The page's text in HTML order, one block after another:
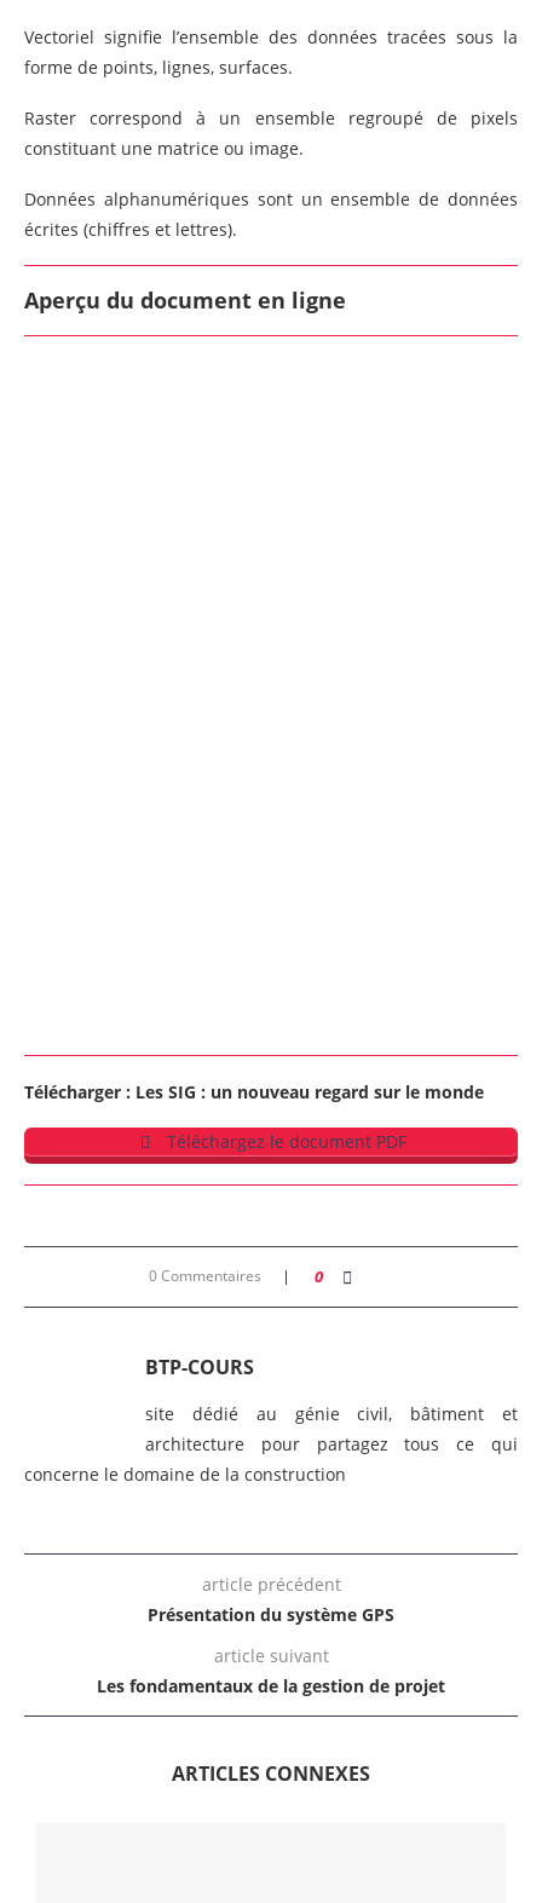
Vectoriel signifie l’ensemble des données tracées sous la
forme de points, lignes, surfaces.
Raster correspond à un ensemble regroupé de pixels
constituant une matrice ou image.
Données alphanumériques sont un ensemble de données
écrites (chiffres et lettres).
Aperçu du document en ligne
Télécharger : Les SIG : un nouveau regard sur le monde
Téléchargez le document PDF
0 Commentaires 0
BTP-COURS
site dédié au génie civil, bâtiment et
architecture pour partagez tous ce qui
concerne le domaine de la construction
article précédent
Présentation du système GPS
article suivant
Les fondamentaux de la gestion de projet
ARTICLES CONNEXES